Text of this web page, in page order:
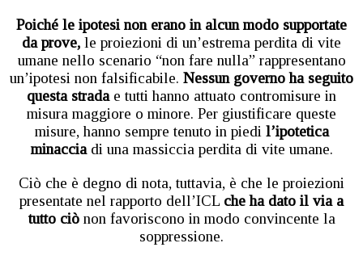
Poiché le ipotesi non erano in alcun modo supportate
da prove, le proiezioni di un’estrema perdita di vite
umane nello scenario “non fare nulla” rappresentano
un’ipotesi non falsificabile. Nessun governo ha seguito
questa strada e tutti hanno attuato contromisure in
misura maggiore o minore. Per giustificare queste
misure, hanno sempre tenuto in piedi l’ipotetica
minacciadi una massiccia perdita di vite umane.
Ciò che è degno di nota, tuttavia, è che le proiezioni
presentate nel rapporto dell’ICL che ha dato il via a
tutto ciònon favoriscono in modo convincente la
soppressione.